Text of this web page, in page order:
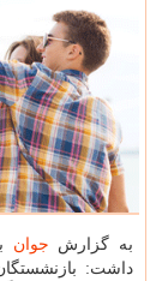
به گزارش جوان
داشت: